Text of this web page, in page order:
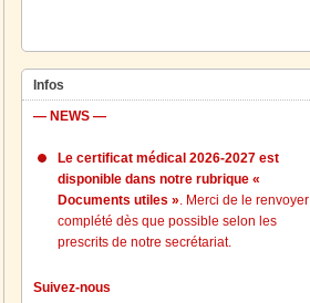
Infos
— NEWS —
Le certificat médical 2026-2027 est
disponible dans notre rubrique «
Documents utiles ». Merci de le renvoyer
complété dès que possible selon les
prescrits de notre secrétariat.
Suivez-nous